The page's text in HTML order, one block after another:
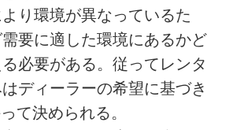
り環境が異なっているた
要に適した環境にあるかど
必要がある。従ってレンタ
ディーラーの希望に基づき
て決められる。